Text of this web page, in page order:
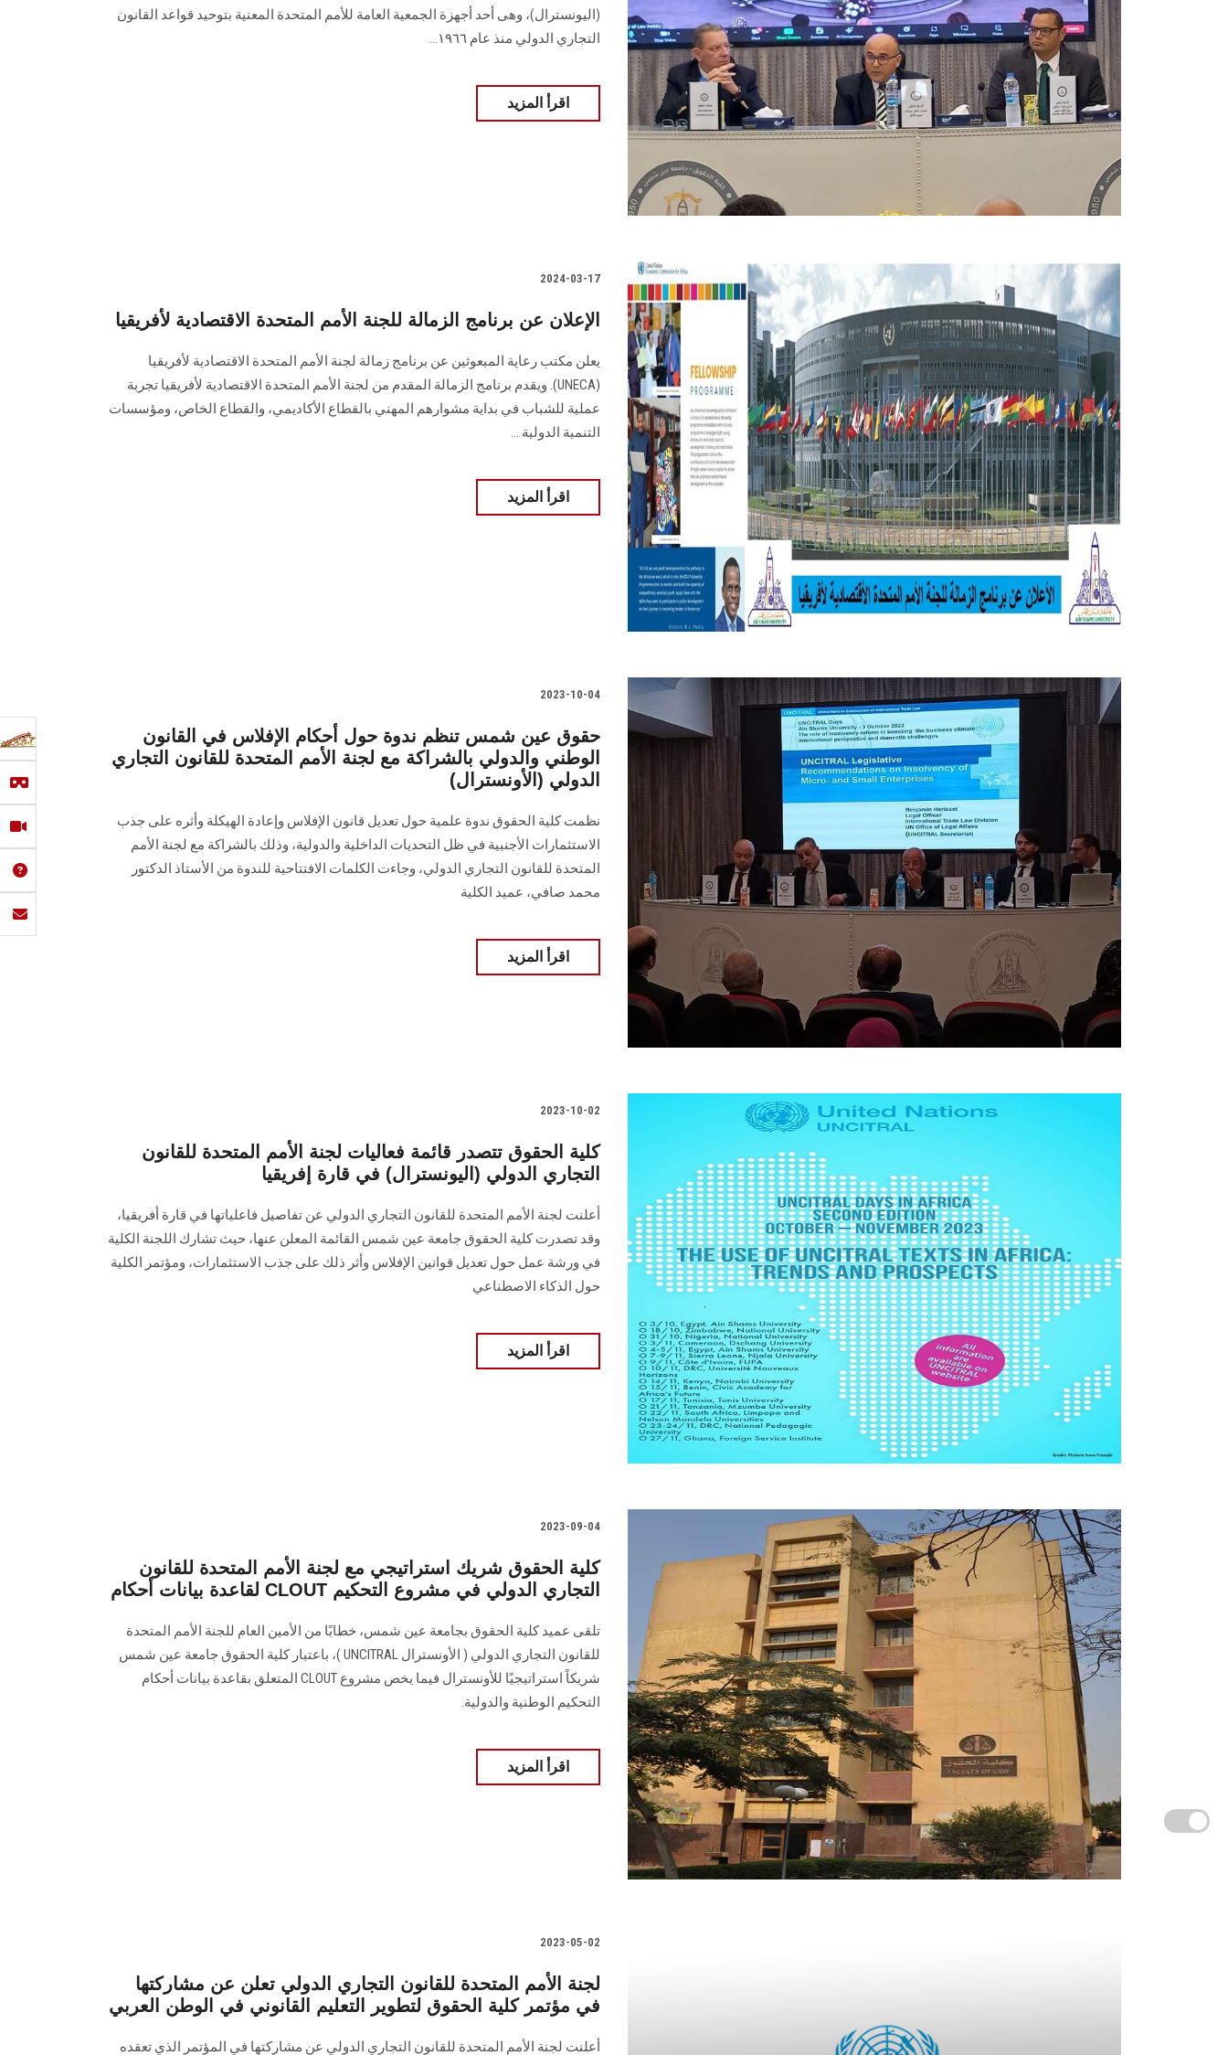
(اليونسترال)، وهى أحد أجهزة الجمعية العامة للأمم المتحدة المعنية بتوحيد قواعد القانون
التجاري الدولي منذ عام ١٩٦٦...
اقرأ المزيد
2024-03-17
الإعلان عن برنامج الزمالة للجنة الأمم المتحدة الاقتصادية لأفريقيا
(UNECA). ويقدم برنامج الزمالة المقدم من لجنة الأمم المتحدة الاقتصادية لأفريقيا تجربة
عملية للشباب في ‏بداية مشوارهم المهني بالقطاع الأكاديمي، والقطاع الخاص، ومؤسسات
التنمية الدولية ...
اقرأ المزيد
2023-10-04
حقوق عين شمس تنظم ندوة حول أحكام الإفلاس في القانون
الوطني والدولي بالشراكة مع لجنة الأمم المتحدة للقانون التجاري
الدولي (الأونسترال)
نظمت كلية الحقوق ندوة علمية حول تعدیل قانون الإفلاس وإعادة الھیكلة وأثره على جذب
الاستثمارات الأجنبیة في ظل التحديات الداخلية والدولية، وذلك بالشراكة مع لجنة الأمم
المتحدة للقانون التجاري الدولي، وجاءت الكلمات الافتتاحية للندوة من الأستاذ الدكتور
محمد صافي، عميد الكلية
اقرأ المزيد
2023-10-02
كلية الحقوق تتصدر قائمة فعاليات لجنة الأمم المتحدة للقانون
التجاري الدولي (اليونسترال) في قارة إفريقيا
أعلنت لجنة الأمم المتحدة للقانون التجاري الدولي عن تفاصيل فاعلياتها في قارة أفريقيا،
وقد تصدرت كلية الحقوق جامعة عين شمس القائمة المعلن عنها، حيث تشارك اللجنة الكلية
في ورشة عمل حول تعديل قوانين الإفلاس وأثر ذلك على جذب الاستثمارات، ومؤتمر الكلية
حول الذكاء الاصطناعي
اقرأ المزيد
2023-09-04
كلية الحقوق شريك استراتيجي مع لجنة الأمم المتحدة للقانون
لقاعدة بيانات أحكام CLOUT التجاري الدولي في مشروع التحكيم
تلقى عميد كلية الحقوق بجامعة عين شمس، خطابًا من الأمين العام للجنة الأمم المتحدة
للقانون التجاري الدولي ( الأونسترال UNCITRAL )، باعتبار كلية الحقوق جامعة عين شمس
شريكاً استراتيجيًا للأونسترال فيما يخص مشروع CLOUT المتعلق بقاعدة بيانات أحكام
التحكيم الوطنية والدولية.
اقرأ المزيد
2023-05-02
لجنة الأمم المتحدة للقانون التجاري الدولي تعلن عن مشاركتها
في مؤتمر كلية الحقوق لتطوير التعليم القانوني في الوطن العربي
أعلنت لجنة الأمم المتحدة للقانون التجاري الدولي عن مشاركتها في المؤتمر الذي تعقده